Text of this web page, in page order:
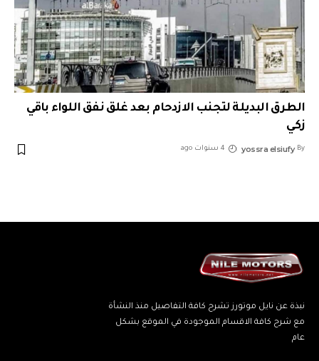
الطرق البديلة لتجنب الازدحام بعد غلق نفق اللواء باقي
زكي
By
yossra elsiufy 4 سنوات ago
نبذة عن نايل موتورز تشرح كافة التفاصيل منذ النشأة
مع شرح كافة الاقسام الموجودة في الموقع بشكل
عام